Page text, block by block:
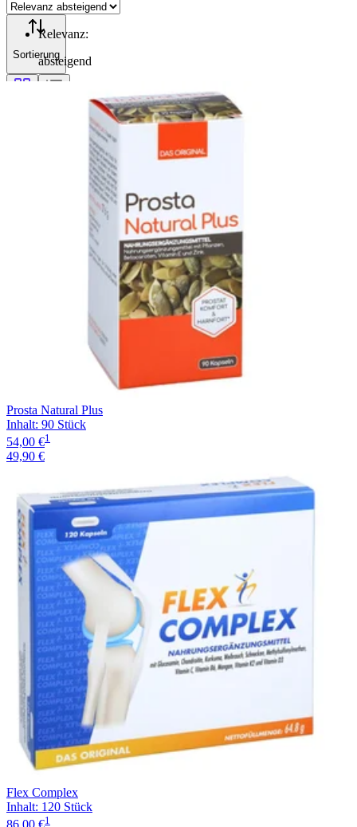
Sortierung
Relevanz:
absteigend
Prosta Natural Plus
Inhalt: 90 Stück
54,00 €1
49,90 €
Flex Complex
Inhalt: 120 Stück
1